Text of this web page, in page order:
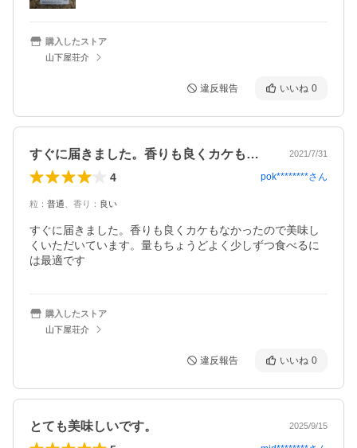
購入したストア
山下屋荘介
違反報告 いいね 0
すぐに届きました。香りも良くカケもなか… 2021/7/31
4 pok********さん
粒 ： 普通 香り ： 良い
すぐに届きました。香りも良くカケもなかったので美味し
くいただいています。量もちょうどよく少しずつ食べるに
は最適です
購入したストア
山下屋荘介
違反報告 いいね 0
とても美味しいです。 2025/9/15